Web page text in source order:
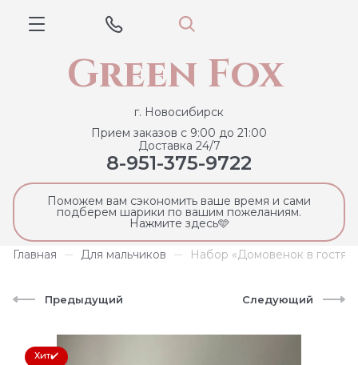
Green Fox
г. Новосибирск
Прием заказов с 9:00 до 21:00
Доставка 24/7
8-951-375-9722
Поможем вам сэкономить ваше время и сами
подберем шарики по вашим пожеланиям.
Нажмите здесь🩵
Главная Для мальчиков Набор «Домовенок в гостях»
Предыдущий Следующий
Хит✔️